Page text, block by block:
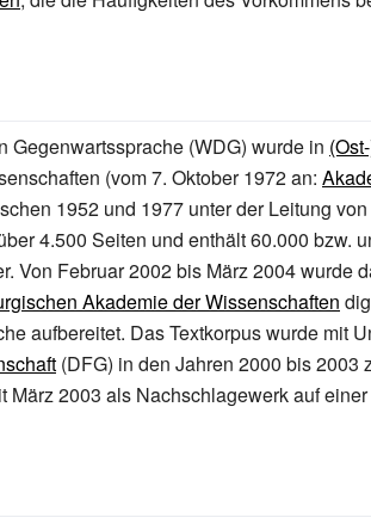
Gegenwartssprache (WDG) wurde in
(vom 7. Oktober 1972 an:
1952 und 1977 unter der Leitung von
4.500 Seiten und enthält 60.000 bzw.
Von Februar 2002 bis März 2004 wurde
Akademie der Wissenschaften
aufbereitet. Das Textkorpus wurde mit
(DFG) in den Jahren 2000 bis 2003
März 2003 als Nachschlagewerk auf einer